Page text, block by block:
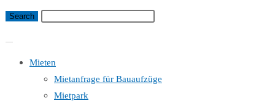
Mieten
Mietanfrage für Bauaufzüge
Mietpark